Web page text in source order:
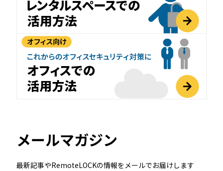
メールマガジン
最新記事やRemoteLOCKの情報をメールでお届けします